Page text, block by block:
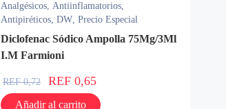
Analgésicos, Antiinflamatorios,
Antipiréticos, DW, Precio Especial
Diclofenac Sódico Ampolla 75Mg/3Ml
I.M Farmioni
REF0,72 REF 0,65
Añadir al carrito